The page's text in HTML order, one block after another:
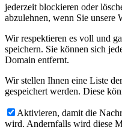
jederzeit blockieren oder
abzulehnen, wenn Sie unsere
Wir respektieren es voll und
speichern. Sie können sich
Domain entfernt.
Wir stellen Ihnen eine Liste
gespeichert werden. Diese
Aktivieren, damit die
wird. Andernfalls wird diese